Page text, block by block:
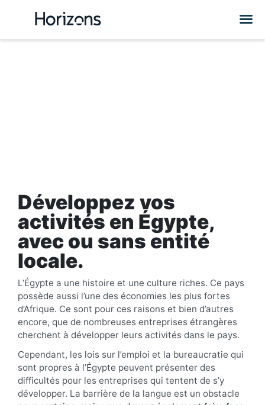
Développez vos
activités en Égypte,
avec ou sans entité
locale.
L’Égypte a une histoire et une culture riches. Ce pays
possède aussi l’une des économies les plus fortes
d’Afrique. Ce sont pour ces raisons et bien d’autres
encore, que de nombreuses entreprises étrangères
cherchent à développer leurs activités dans le pays.
Cependant, les lois sur l’emploi et la bureaucratie qui
sont propres à l’Égypte peuvent présenter des
difficultés pour les entreprises qui tentent de s’y
développer. La barrière de la langue est un obstacle